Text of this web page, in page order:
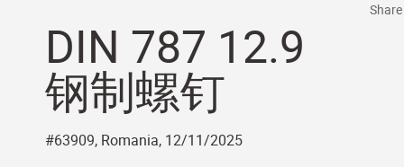
DIN 787 12.9
钢制螺钉
#63909, Romania, 12/11/2025
Share